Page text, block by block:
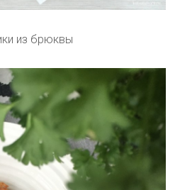
из брюквы